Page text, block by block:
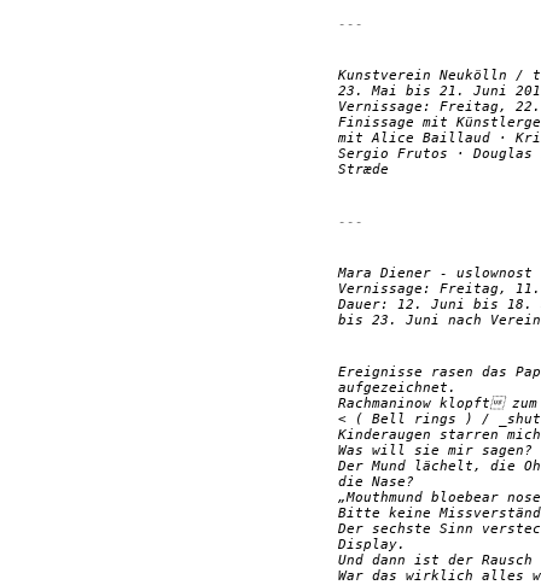
---
Kunstverein Neukölln /
23. Mai bis 21. Juni
Vernissage: Freitag,
Finissage mit
mit Alice Baillaud ·
Sergio Frutos · Douglas
Stræde
---
Mara Diener - uslownost
Vernissage: Freitag,
Dauer: 12. Juni bis 18.
bis 23. Juni nach
Ereignisse rasen das
aufgezeichnet.
Rachmaninow klopft
< ( Bell rings ) / _shut
Kinderaugen starren
Was will sie mir sagen?
Der Mund lächelt, die
die Nase?
„Mouthmund bloebear
Bitte keine
Der sechste Sinn
Display.
Und dann ist der
War das wirklich alles